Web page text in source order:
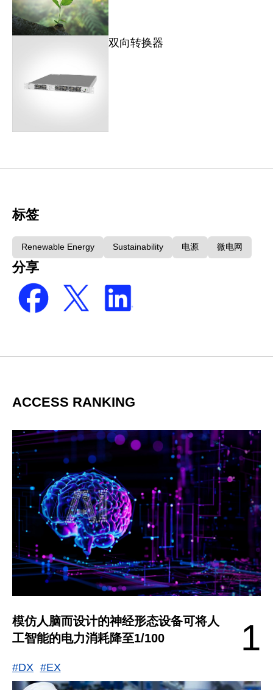
双向转换器
标签
Renewable Energy Sustainability 电源 微电网
分享
ACCESS RANKING
1
模仿人脑而设计的神经形态设备可将人
工智能的电力消耗降至1/100
#DX #EX